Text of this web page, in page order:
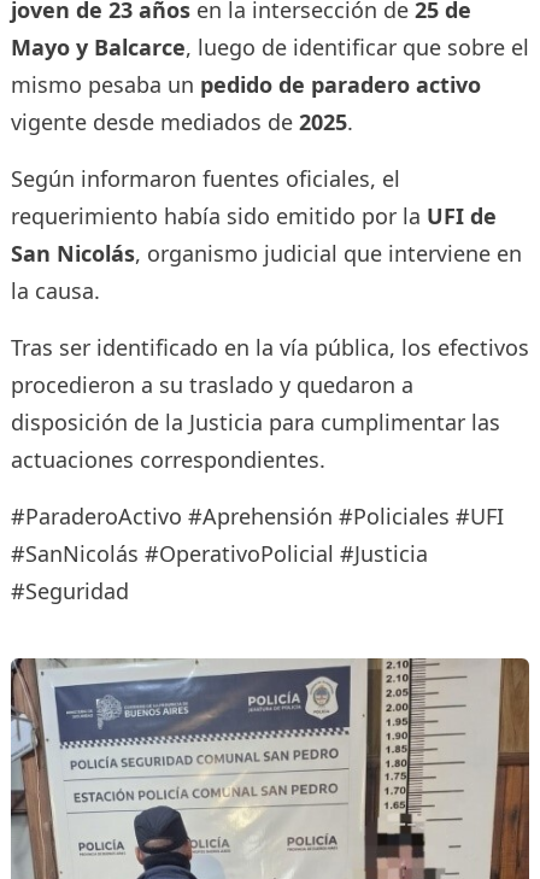
joven de 23 añosen la intersección de 25 de
Mayo y Balcarce, luego de identificar que sobre el
mismo pesaba un pedido de paradero activo
vigente desde mediados de 2025.
Según informaron fuentes oficiales, el
requerimiento había sido emitido por la UFI de
San Nicolás, organismo judicial que interviene en
la causa.
Tras ser identificado en la vía pública, los efectivos
procedieron a su traslado y quedaron a
disposición de la Justicia para cumplimentar las
actuaciones correspondientes.
#ParaderoActivo #Aprehensión #Policiales #UFI
#SanNicolás #OperativoPolicial #Justicia
#Seguridad